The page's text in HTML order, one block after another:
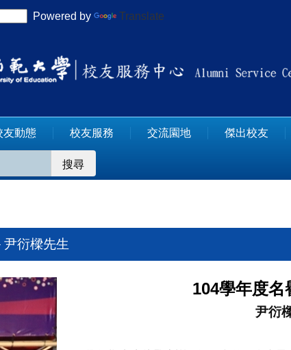
Powered by Translate
友動態 校友服務 交流園地 傑出校友
搜尋
衍樑先生
104學年度名
尹衍